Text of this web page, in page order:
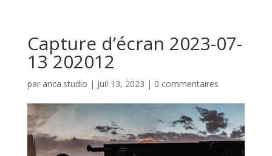
Capture d’écran 2023-07-
13 202012
par anca.studio | Juil 13, 2023 | 0 commentaires